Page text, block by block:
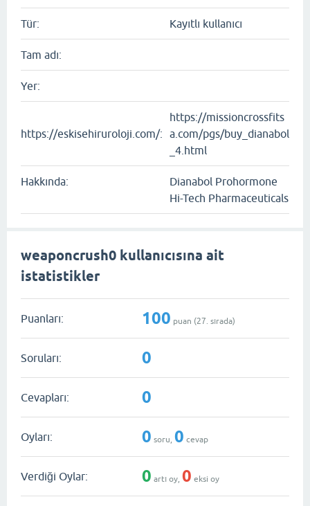
Tür: Kayıtlı kullanıcı
Tam adı:
Yer:
https://eskisehiruroloji.com/:
https://missioncrossfits
a.com/pgs/buy_dianabol
_4.html
Hakkında:
Dianabol Prohormone
Hi-Tech Pharmaceuticals
weaponcrush0 kullanıcısına ait
istatistikler
Puanları: 100 puan (27 . sırada)
Soruları: 0
Cevapları: 0
Oyları: 0 soru, 0 cevap
Verdiği Oylar: 0 artı oy, 0 eksi oy